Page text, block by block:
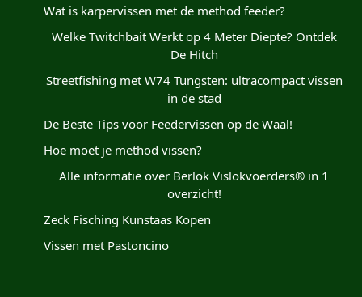
Wat is karpervissen met de method feeder?
Welke Twitchbait Werkt op 4 Meter Diepte? Ontdek
De Hitch
Streetfishing met W74 Tungsten: ultracompact vissen
in de stad
De Beste Tips voor Feedervissen op de Waal!
Hoe moet je method vissen?
Alle informatie over Berlok Vislokvoerders® in 1
overzicht!
Zeck Fisching Kunstaas Kopen
Vissen met Pastoncino